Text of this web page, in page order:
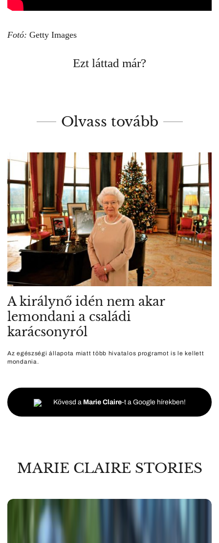
Fotó: Getty Images
Ezt láttad már?
Olvass tovább
A királynő idén nem akar
lemondani a családi
karácsonyról
Az egészségi állapota miatt több hivatalos programot is le kellett
mondania.
Kövesd a Marie Claire-t a Google hírekben!
MARIE CLAIRE STORIES